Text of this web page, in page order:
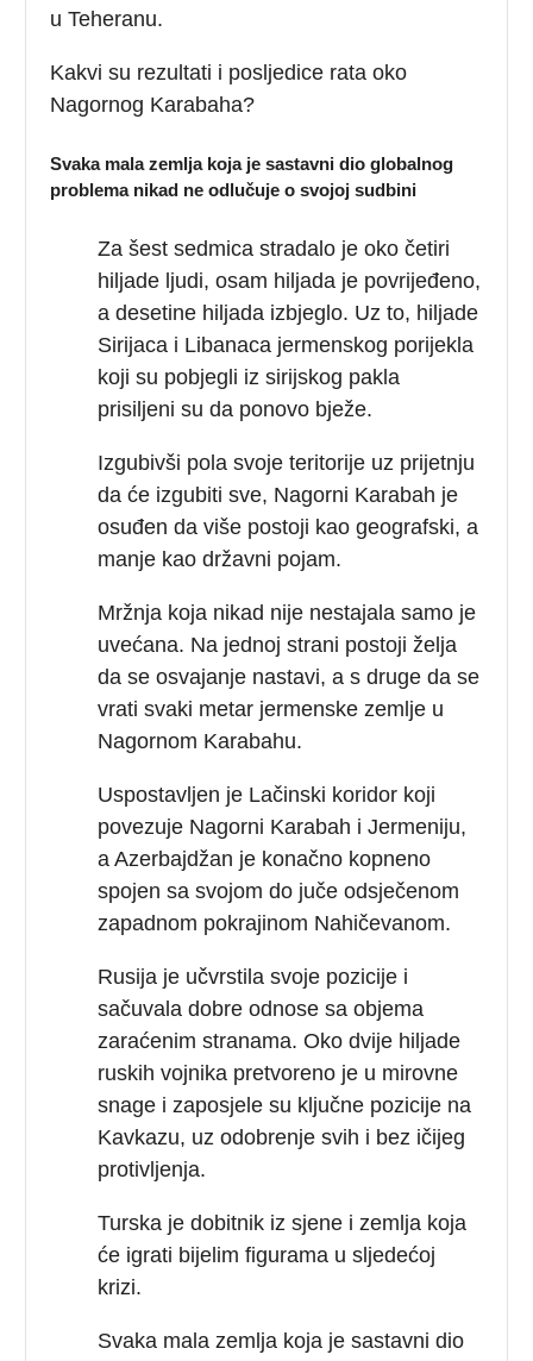
u Teheranu.
Kakvi su rezultati i posljedice rata oko
Nagornog Karabaha?
Svaka mala zemlja koja je sastavni dio globalnog
problema nikad ne odlučuje o svojoj sudbini
Za šest sedmica stradalo je oko četiri
hiljade ljudi, osam hiljada je povrijeđeno,
a desetine hiljada izbjeglo. Uz to, hiljade
Sirijaca i Libanaca jermenskog porijekla
koji su pobjegli iz sirijskog pakla
prisiljeni su da ponovo bježe.
Izgubivši pola svoje teritorije uz prijetnju
da će izgubiti sve, Nagorni Karabah je
osuđen da više postoji kao geografski, a
manje kao državni pojam.
Mržnja koja nikad nije nestajala samo je
uvećana. Na jednoj strani postoji želja
da se osvajanje nastavi, a s druge da se
vrati svaki metar jermenske zemlje u
Nagornom Karabahu.
Uspostavljen je Lačinski koridor koji
povezuje Nagorni Karabah i Jermeniju,
a Azerbajdžan je konačno kopneno
spojen sa svojom do juče odsječenom
zapadnom pokrajinom Nahičevanom.
Rusija je učvrstila svoje pozicije i
sačuvala dobre odnose sa objema
zaraćenim stranama. Oko dvije hiljade
ruskih vojnika pretvoreno je u mirovne
snage i zaposjele su ključne pozicije na
Kavkazu, uz odobrenje svih i bez ičijeg
protivljenja.
Turska je dobitnik iz sjene i zemlja koja
će igrati bijelim figurama u sljedećoj
krizi.
Svaka mala zemlja koja je sastavni dio